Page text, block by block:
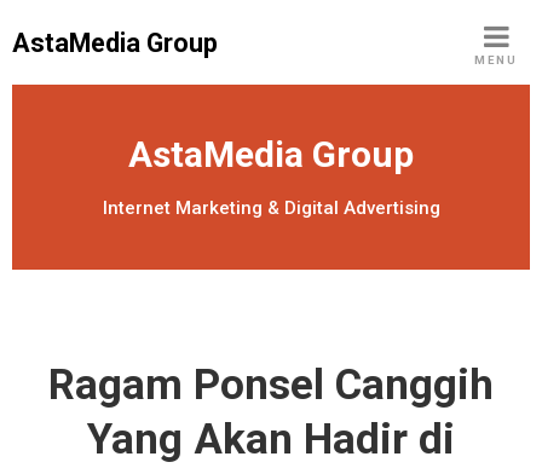
AstaMedia Group
MENU
AstaMedia Group
Internet Marketing & Digital Advertising
Ragam Ponsel Canggih
Yang Akan Hadir di